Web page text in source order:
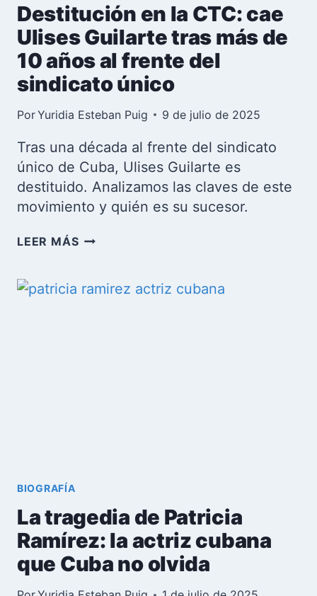
Destitución en la CTC: cae
Ulises Guilarte tras más de
10 años al frente del
sindicato único
PorYuridia Esteban Puig 9 de julio de 2025
Tras una década al frente del sindicato
único de Cuba, Ulises Guilarte es
destituido. Analizamos las claves de este
movimiento y quién es su sucesor.
LEER MÁSDESTITUCIÓN
CTC:
BIOGRAFÍA
La tragedia de Patricia
Ramírez: la actriz cubana
que Cuba no olvida